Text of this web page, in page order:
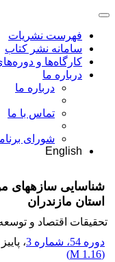
فهرست نشریات
سامانه نشر کتاب
کارگاه‌ها و
درباره ما
درباره ما
تماس با ما
شورای
English
شناسایی سازههای
استان مازندران
تحقیقات اقتصاد و
دوره 54، شماره 3
، پاییز 1402
(
1.16 M
)